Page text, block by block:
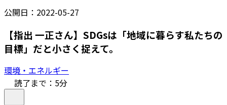
公開日： 2022-05-27
【指出 一正さん】SDGsは「地域に暮らす私たちの
目標」だと小さく捉えて。
環境・エネルギー
読了まで： 5分